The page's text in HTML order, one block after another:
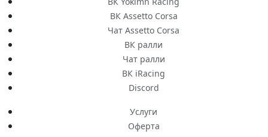
ВК Assetto Corsa
Чат Assetto Corsa
ВК ралли
Чат ралли
ВК iRacing
Discord
Услуги
Оферта